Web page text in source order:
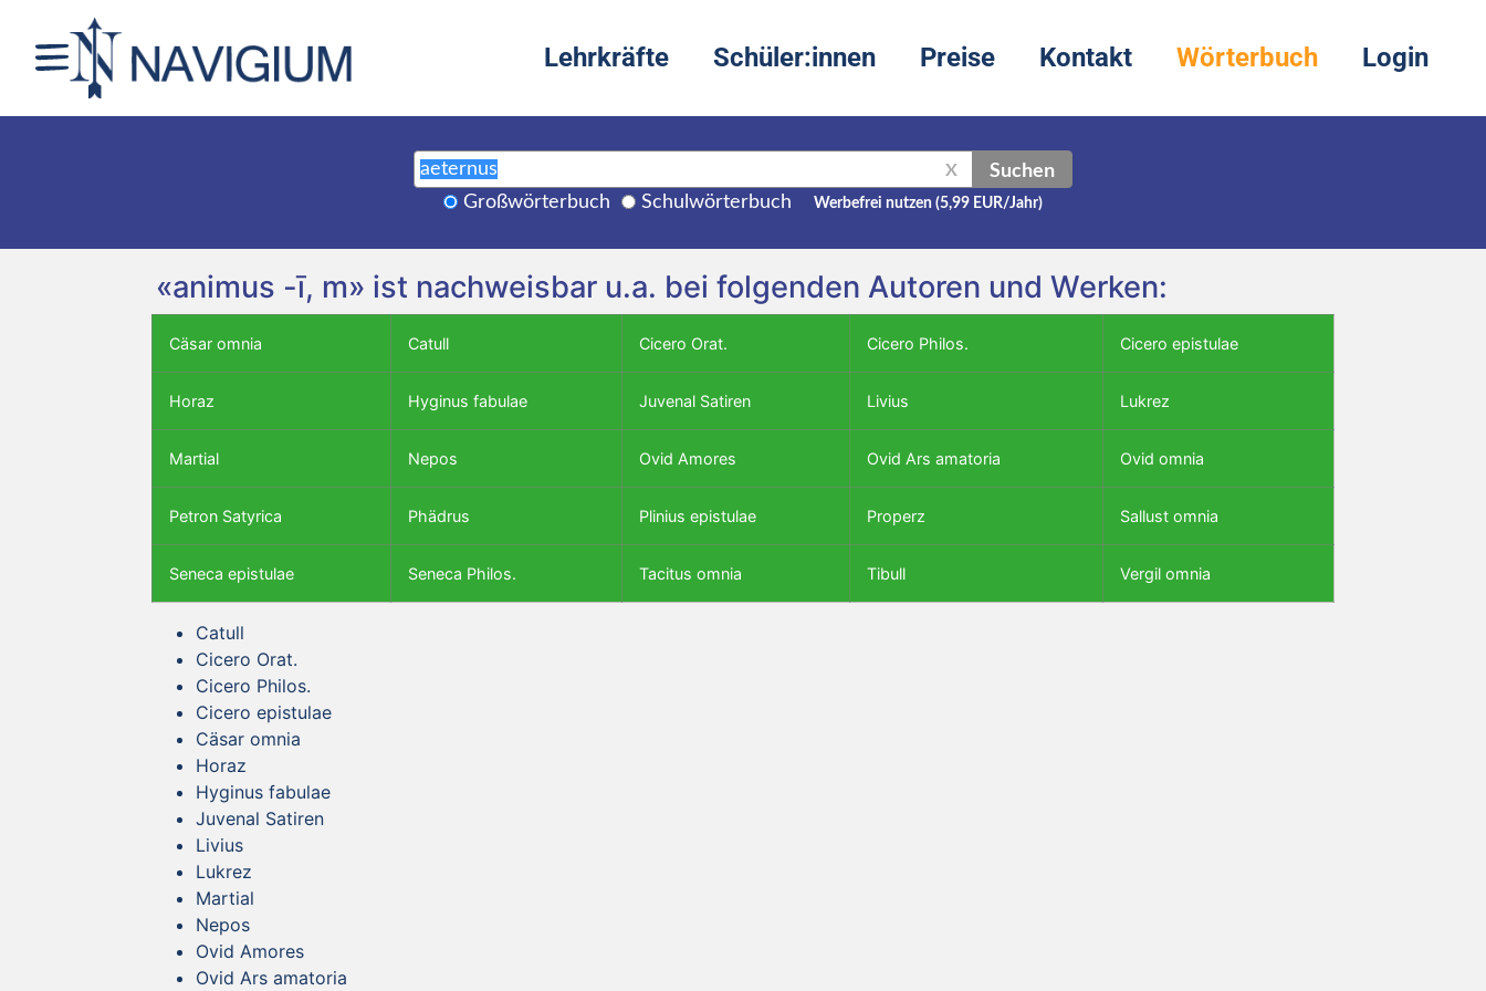
Lehrkräfte Schüler:innen Preise Kontakt Wörterbuch Login
X Suchen
Großwörterbuch Schulwörterbuch Werbefrei nutzen (5,99 EUR/Jahr)
«animus -ī, m» ist nachweisbar u.a. bei folgenden Autoren und Werken:
Cäsar omnia Catull Cicero Orat. Cicero Philos. Cicero epistulae
Horaz Hyginus fabulae Juvenal Satiren Livius Lukrez
Martial Nepos Ovid Amores Ovid Ars amatoria Ovid omnia
Petron Satyrica Phädrus Plinius epistulae Properz Sallust omnia
Seneca epistulae Seneca Philos. Tacitus omnia Tibull Vergil omnia
Catull
Cicero Orat.
Cicero Philos.
Cicero epistulae
Cäsar omnia
Horaz
Hyginus fabulae
Juvenal Satiren
Livius
Lukrez
Martial
Nepos
Ovid Amores
Ovid Ars amatoria